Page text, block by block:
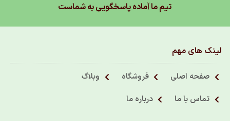
تیم ما آماده پاسخگویی به شماست
لینک های مهم
صفحه اصلی فروشگاه
وبلاگ
تماس با ما
درباره ما